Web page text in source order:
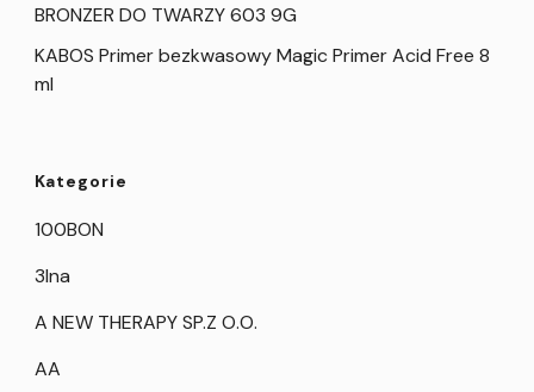
BRONZER DO TWARZY 603 9G
KABOS Primer bezkwasowy Magic Primer Acid Free 8
ml
Kategorie
100BON
3Ina
A NEW THERAPY SP.Z O.O.
AA